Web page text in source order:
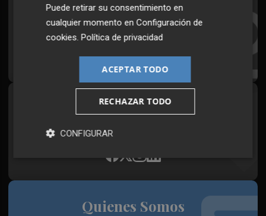
Suscríbete al Boletín
Todos los días a primera hora en tu email
¡Quiero suscribirme!
Síguenos en redes
Plaza Podcast, desde cualquier medio
Quienes Somos
Puede retirar su consentimiento en
cualquier momento enConfiguración de
cookies.Política de privacidad
ACEPTAR TODO
RECHAZAR TODO
CONFIGURAR